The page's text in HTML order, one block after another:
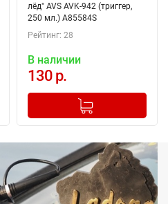
лёд" AVS AVK-942 (триггер,
250 мл.) A85584S
Рейтинг: 28
В наличии
130 р.
+
Добавлено в корзину